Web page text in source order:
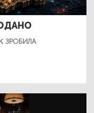
ЗРОБИЛА